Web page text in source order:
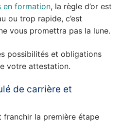
en formation, la règle d’or est
ou trop rapide, c’est
vous promettra pas la lune.
possibilités et obligations
votre attestation.
de carrière et
franchir la première étape